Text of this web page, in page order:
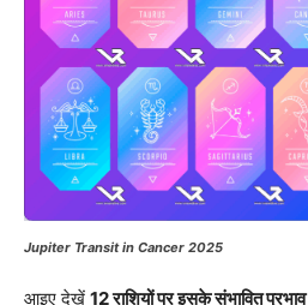
Jupiter Transit in Cancer 2025
आइए देखें 12 राशियों पर इसके संभावित प्रभाव